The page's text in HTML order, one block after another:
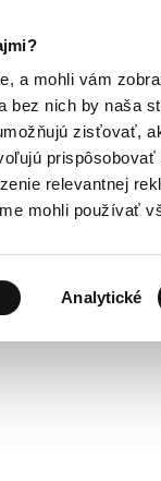
a mohli vám
nich by naša
zisťovať,
relevantnej
mohli používať
Analytické